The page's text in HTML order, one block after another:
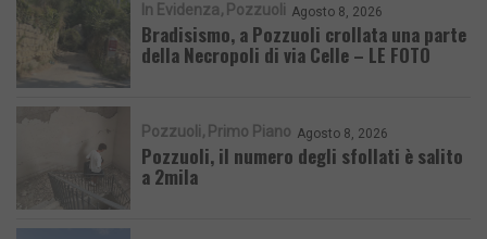
In Evidenza Pozzuoli Agosto 8, 2026
Bradisismo, a Pozzuoli crollata una parte
della Necropoli di via Celle – LE FOTO
Pozzuoli Primo Piano Agosto 8, 2026
Pozzuoli, il numero degli sfollati è salito
a 2mila